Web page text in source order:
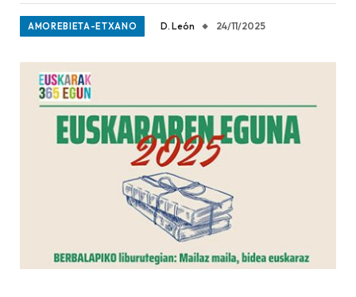
AMOREBIETA-ETXANO D. León 24/11/2025